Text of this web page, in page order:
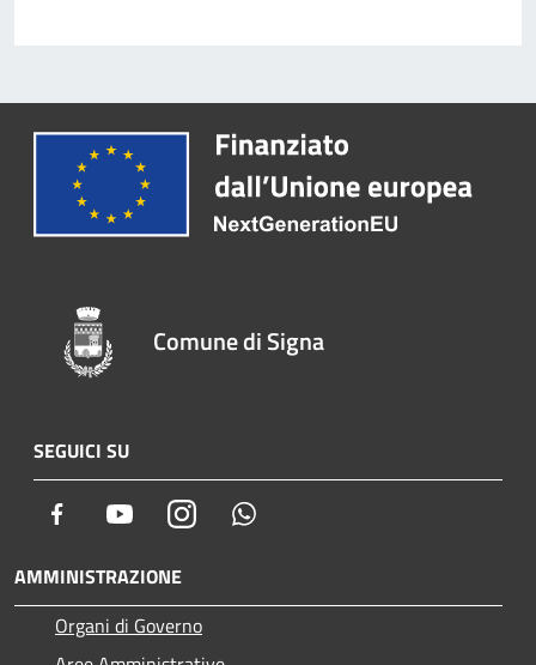
Comune di Signa
SEGUICI SU
Facebook YoutubeInstagram
AMMINISTRAZIONE
Organi di Governo